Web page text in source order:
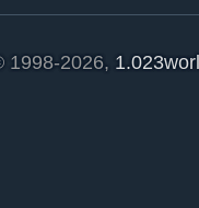
1998-2026,